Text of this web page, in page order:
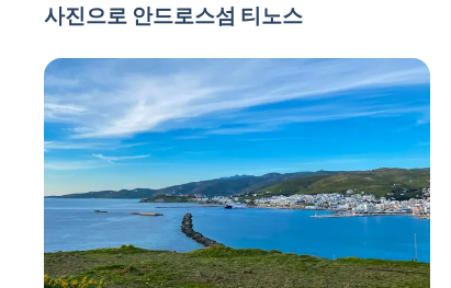
사진으로 안드로스섬 티노스